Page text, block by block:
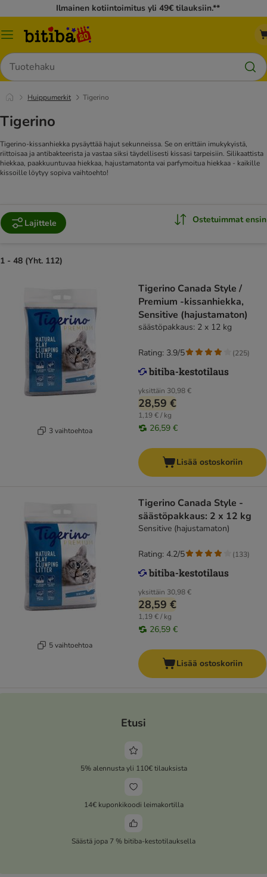
Ilmainen kotiintoimitus yli 49€ tilauksiin.**
Katalogivalikko
Hae
Huippumerkit Tigerino
Tigerino
Tigerino-kissanhiekka pysäyttää hajut sekunneissa. Se on erittäin imukykyistä,
riittoisaa ja antibakteerista ja vastaa siksi täydellisesti kissasi tarpeisiin. Silikaattista
hiekkaa, paakkuuntuvaa hiekkaa, hajustamatonta vai parfymoitua hiekkaa - kaikille
kissoille löytyy sopiva vaihtoehto!
Lajittele Ostetuimmat ensin
1 - 48 (Yht. 112)
3 vaihtoehtoa
Tigerino Canada Style /
Premium -kissanhiekka,
Sensitive (hajustamaton)
säästöpakkaus: 2 x 12 kg
yksittäin 30,98 €
28,59 €
1,19 € / kg
26,59 €
Rating: 3.9/5 (225)
Lisää ostoskoriin
5 vaihtoehtoa
Tigerino Canada Style -
säästöpakkaus: 2 x 12 kg
Sensitive (hajustamaton)
yksittäin 30,98 €
28,59 €
1,19 € / kg
26,59 €
Rating: 4.2/5 (133)
Lisää ostoskoriin
Etusi
5% alennusta yli 110€ tilauksista
14€ kuponkikoodi leimakortilla
Säästä jopa 7 % bitiba-kestotilauksella